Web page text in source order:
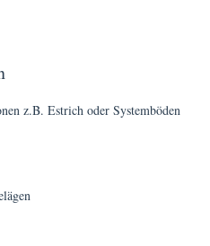
z.B. Estrich oder Systemböden